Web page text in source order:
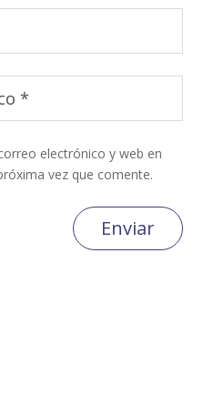
electrónico y web en
vez que comente.
Enviar